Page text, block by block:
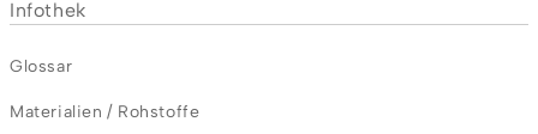
Infothek
Glossar
Materialien / Rohstoffe